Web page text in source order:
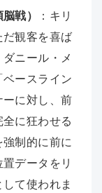
戦）
：キリ
観客を喜ば
ニール・メ
ースライン
に対し、前
に狂わせる
制的に前に
データをリ
て使われま